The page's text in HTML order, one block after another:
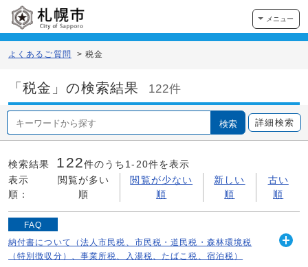
メニュー
よくあるご質問 > 税金
「税金」の検索結果 122件
検索 詳細検索
検索結果 122件のうち1- 20件を表示
表示
順：
閲覧が多い
順
閲覧が少ない
順
新しい
順
古い
順
FAQ
納付書について（法人市民税、市民税・道民税・森林環境税
（特別徴収分）、事業所税、入湯税、たばこ税、宿泊税）